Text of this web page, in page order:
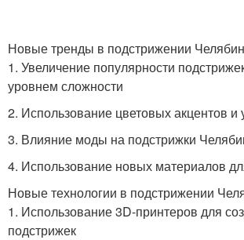
Новые тренды в подстрижении
1. Увеличение популярности
уровнем сложности
2. Использование цветовых акцентов и
3. Влияние моды на подстрижки
4. Использование новых материалов
Новые технологии в подстрижении
1. Использование 3D-принтеров для
подстрижек